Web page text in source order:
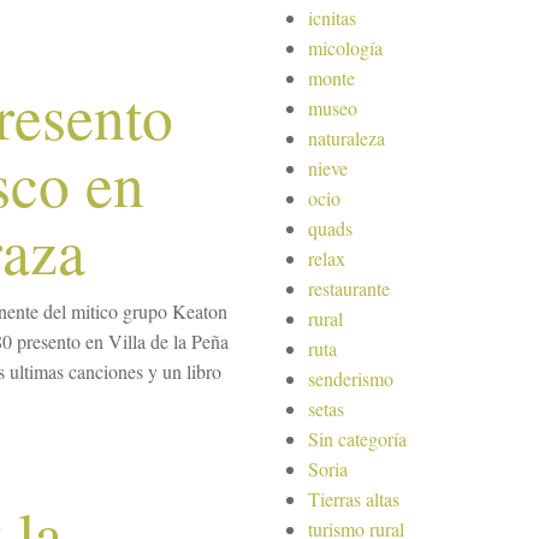
en
del mitico grupo Keaton
presento en Villa de la Peña
ultimas canciones y un libro
icnitas
micología
monte
museo
naturaleza
nieve
ocio
quads
relax
restaurante
rural
ruta
senderismo
setas
Sin categoría
Soria
Tierras altas
turismo rural